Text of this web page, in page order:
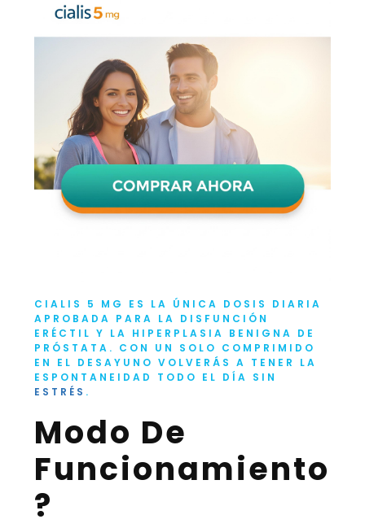
CIALIS 5 MG ES LA ÚNICA DOSIS DIARIA
APROBADA PARA LA DISFUNCIÓN
ERÉCTIL Y LA HIPERPLASIA BENIGNA DE
PRÓSTATA. CON UN SOLO COMPRIMIDO
EN EL DESAYUNO VOLVERÁS A TENER LA
ESPONTANEIDAD TODO EL DÍA SIN
ESTRÉS .
Modo De
Funcionamiento
?